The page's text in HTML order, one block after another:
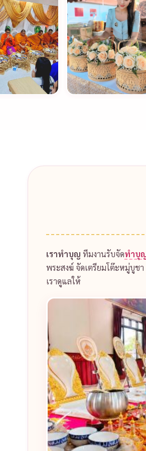
เราทำบุญ ทีมงานรับจัดทำบุ
พระสงฆ์ จัดเตรียมโต๊ะหมู่บูช
เราดูแลให้